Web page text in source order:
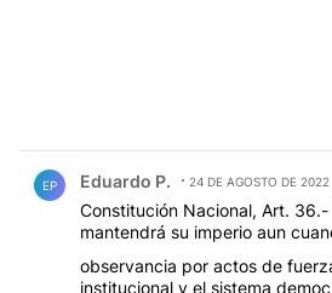
EP Eduardo P. 24 DE AGOSTO DE 2022
Constitución Nacional, Art.
mantendrá su imperio aun
observancia por actos de
institucional y el sistema